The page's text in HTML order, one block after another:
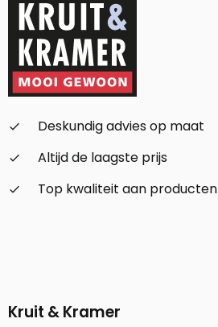
check_small
Deskundig advies op maat
check_small
Altijd de laagste prijs
check_small
Top kwaliteit aan producten
Kruit & Kramer